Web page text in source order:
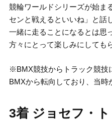
競輪ワールドシリーズが始ま
センと戦えるといいね」と話
一緒に走ることになるとは思
方々にとって楽しみにしても
※BMX競技からトラック競技
BMXから転向しており、当
3着 ジョセフ・